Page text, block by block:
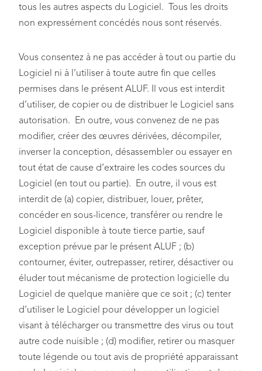
tous les autres aspects du Logiciel. Tous les droits
non expressément concédés nous sont réservés.
Vous consentez à ne pas accéder à tout ou partie du
Logiciel ni à l’utiliser à toute autre fin que celles
permises dans le présent ALUF. Il vous est interdit
d’utiliser, de copier ou de distribuer le Logiciel sans
autorisation. En outre, vous convenez de ne pas
modifier, créer des œuvres dérivées, décompiler,
inverser la conception, désassembler ou essayer en
tout état de cause d’extraire les codes sources du
Logiciel (en tout ou partie). En outre, il vous est
interdit de (a) copier, distribuer, louer, prêter,
concéder en sous-licence, transférer ou rendre le
Logiciel disponible à toute tierce partie, sauf
exception prévue par le présent ALUF ; (b)
contourner, éviter, outrepasser, retirer, désactiver ou
éluder tout mécanisme de protection logicielle du
Logiciel de quelque manière que ce soit ; (c) tenter
d’utiliser le Logiciel pour développer un logiciel
visant à télécharger ou transmettre des virus ou tout
autre code nuisible ; (d) modifier, retirer ou masquer
toute légende ou tout avis de propriété apparaissant